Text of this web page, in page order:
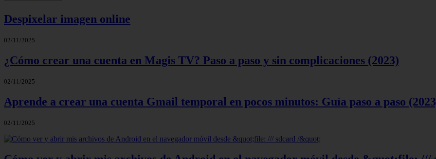
Despixelar imagen online
02/11/2025
¿Cómo crear una cuenta en Magis TV? Paso a paso y sin complicaciones (2023)
02/11/2025
Aprende a crear una cuenta Gmail temporal en pocos minutos: Guía paso a paso
02/11/2025